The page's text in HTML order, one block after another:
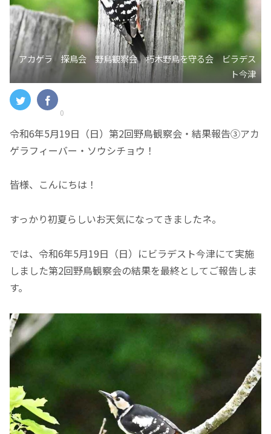
アカゲラ 探鳥会 野鳥観察会 朽木野鳥を守る会 ビラデス
ト今津
0
令和6年5月19日（日）第2回野鳥観察会・結果報告③アカ
ゲラフィーバー・ソウシチョウ！
皆様、こんにちは！
すっかり初夏らしいお天気になってきましたネ。
では、令和6年5月19日（日）にビラデスト今津にて実施
しました第2回野鳥観察会の結果を最終としてご報告しま
す。